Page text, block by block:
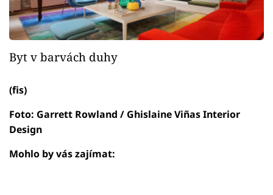
Byt v barvách duhy
(fis)
Foto: Garrett Rowland / Ghislaine Viñas Interior
Design
Mohlo by vás zajímat: